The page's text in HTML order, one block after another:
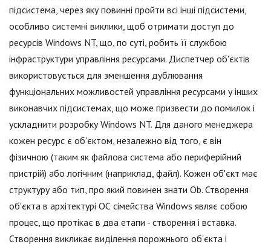
підсистема, через яку повинні пройти всі інші підсистеми,
особливо системні виклики, щоб отримати доступ до
ресурсів Windows NT, що, по суті, робить її службою
інфраструктури управління ресурсами. Диспетчер об'єктів
використовується для зменшення дублювання
функціональних можливостей управління ресурсами у інших
виконавчих підсистемах, що може призвести до помилок і
ускладнити розробку Windows NT. Для даного менеджера
кожен ресурс є об'єктом, незалежно від того, є він
фізичною (таким як файлова система або периферійний
пристрій) або логічним (наприклад, файл). Кожен об'єкт має
структуру або тип, про який повинен знати Ob. Створення
об'єкта в архітектурі ОС сімейства Windows являє собою
процес, що протікає в два етапи - створення і вставка.
Створення викликає виділення порожнього об'єкта і